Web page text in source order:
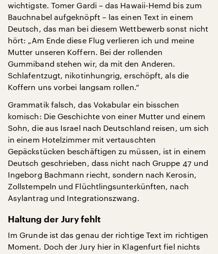
wichtigste. Tomer Gardi – das Hawaii-Hemd bis zum
Bauchnabel aufgeknöpft – las einen Text in einem
Deutsch, das man bei diesem Wettbewerb sonst nicht
hört: „Am Ende diese Flug verlieren ich und meine
Mutter unseren Koffern. Bei der rollenden
Gummiband stehen wir, da mit den Anderen.
Schlafentzugt, nikotinhungrig, erschöpft, als die
Koffern uns vorbei langsam rollen.“
Grammatik falsch, das Vokabular ein bisschen
komisch: Die Geschichte von einer Mutter und einem
Sohn, die aus Israel nach Deutschland reisen, um sich
in einem Hotelzimmer mit vertauschten
Gepäckstücken beschäftigen zu müssen, ist in einem
Deutsch geschrieben, dass nicht nach Gruppe 47 und
Ingeborg Bachmann riecht, sondern nach Kerosin,
Zollstempeln und Flüchtlingsunterkünften, nach
Asylantrag und Integrationszwang.
Haltung der Jury fehlt
Im Grunde ist das genau der richtige Text im richtigen
Moment. Doch der Jury hier in Klagenfurt fiel nichts